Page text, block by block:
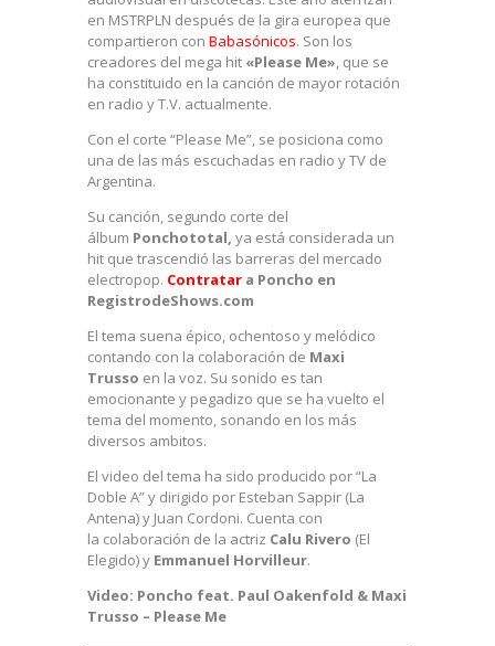
en MSTRPLN después de la gira europea que
compartieron con Babasónicos. Son los
creadores del mega hit «Please Me» , que se
ha constituido en la canción de mayor rotación
en radio y T.V. actualmente.
Con el corte “Please Me”, se posiciona como
una de las más escuchadas en radio y TV de
Argentina.
Su canción, segundo corte del
álbum Ponchototal, ya está considerada un
hit que trascendió las barreras del mercado
electropop. Contratar a Poncho en
RegistrodeShows.com
El tema suena épico, ochentoso y melódico
contando con la colaboración de Maxi
Trusso en la voz. Su sonido es tan
emocionante y pegadizo que se ha vuelto el
tema del momento, sonando en los más
diversos ambitos.
El video del tema ha sido producido por “La
Doble A” y dirigido por Esteban Sappir (La
Antena) y Juan Cordoni. Cuenta con
la colaboración de la actriz Calu Rivero (El
Elegido) y Emmanuel Horvilleur.
Video: Poncho feat. Paul Oakenfold & Maxi
Trusso – Please Me